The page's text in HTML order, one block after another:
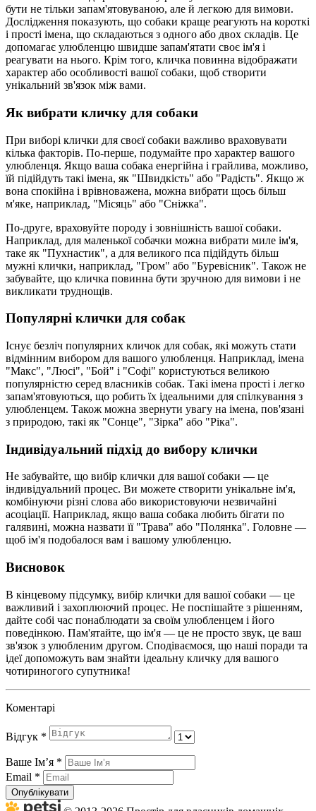
бути не тільки запам'ятовуваною, але й легкою для вимови.
Дослідження показують, що собаки краще реагують на короткі
і прості імена, що складаються з одного або двох складів. Це
допомагає улюбленцю швидше запам'ятати своє ім'я і
реагувати на нього. Крім того, кличка повинна відображати
характер або особливості вашої собаки, щоб створити
унікальний зв'язок між вами.
Як вибрати кличку для собаки
При виборі клички для своєї собаки важливо враховувати
кілька факторів. По-перше, подумайте про характер вашого
улюбленця. Якщо ваша собака енергійна і грайлива, можливо,
їй підійдуть такі імена, як "Швидкість" або "Радість". Якщо ж
вона спокійна і врівноважена, можна вибрати щось більш
м'яке, наприклад, "Місяць" або "Сніжка".
По-друге, враховуйте породу і зовнішність вашої собаки.
Наприклад, для маленької собачки можна вибрати миле ім'я,
таке як "Пухнастик", а для великого пса підійдуть більш
мужні клички, наприклад, "Гром" або "Буревісник". Також не
забувайте, що кличка повинна бути зручною для вимови і не
викликати труднощів.
Популярні клички для собак
Існує безліч популярних кличок для собак, які можуть стати
відмінним вибором для вашого улюбленця. Наприклад, імена
"Макс", "Люсі", "Бой" і "Софі" користуються великою
популярністю серед власників собак. Такі імена прості і легко
запам'ятовуються, що робить їх ідеальними для спілкування з
улюбленцем. Також можна звернути увагу на імена, пов'язані
з природою, такі як "Сонце", "Зірка" або "Ріка".
Індивідуальний підхід до вибору клички
Не забувайте, що вибір клички для вашої собаки — це
індивідуальний процес. Ви можете створити унікальне ім'я,
комбінуючи різні слова або використовуючи незвичайні
асоціації. Наприклад, якщо ваша собака любить бігати по
галявині, можна назвати її "Трава" або "Полянка". Головне —
щоб ім'я подобалося вам і вашому улюбленцю.
Висновок
В кінцевому підсумку, вибір клички для вашої собаки — це
важливий і захоплюючий процес. Не поспішайте з рішенням,
дайте собі час понаблюдати за своїм улюбленцем і його
поведінкою. Пам'ятайте, що ім'я — це не просто звук, це ваш
зв'язок з улюбленим другом. Сподіваємося, що наші поради та
ідеї допоможуть вам знайти ідеальну кличку для вашого
чотириногого супутника!
Коментарі
Відгук *
Ваше Імʼя *
Email *
Опублікувати